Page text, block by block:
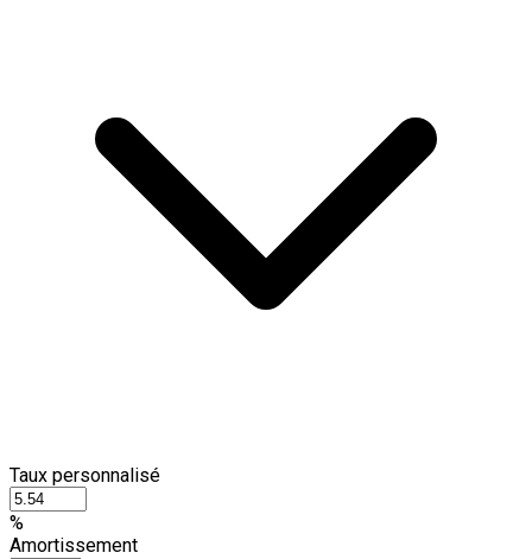
Taux personnalisé
%
Amortissement